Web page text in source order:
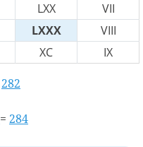
LXX
VII
LXXX
VIII
XC IX
282
= 284